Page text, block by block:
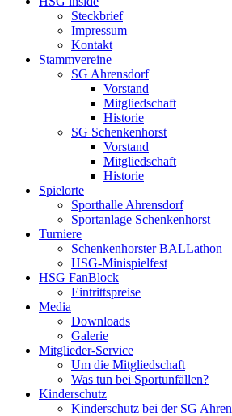
Steckbrief
Impressum
Kontakt
Stammvereine
SG Ahrensdorf
Vorstand
Mitgliedschaft
Historie
SG Schenkenhorst
Vorstand
Mitgliedschaft
Historie
Spielorte
Sporthalle Ahrensdorf
Sportanlage Schenkenhorst
Turniere
Schenkenhorster BALLathon
HSG-Minispielfest
HSG FanBlock
Eintrittspreise
Media
Downloads
Galerie
Mitglieder-Service
Um die Mitgliedschaft
Was tun bei Sportunfällen?
Kinderschutz
Kinderschutz bei der SG